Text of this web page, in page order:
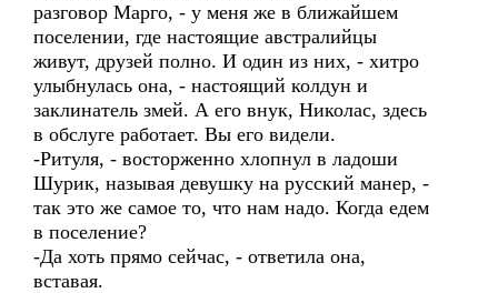
разговор Марго, - у меня же в ближайшем
поселении, где настоящие австралийцы
живут, друзей полно. И один из них, - хитро
улыбнулась она, - настоящий колдун и
заклинатель змей. А его внук, Николас, здесь
в обслуге работает. Вы его видели.
-Ритуля, - восторженно хлопнул в ладоши
Шурик, называя девушку на русский манер, -
так это же самое то, что нам надо. Когда едем
в поселение?
-Да хоть прямо сейчас, - ответила она,
вставая.